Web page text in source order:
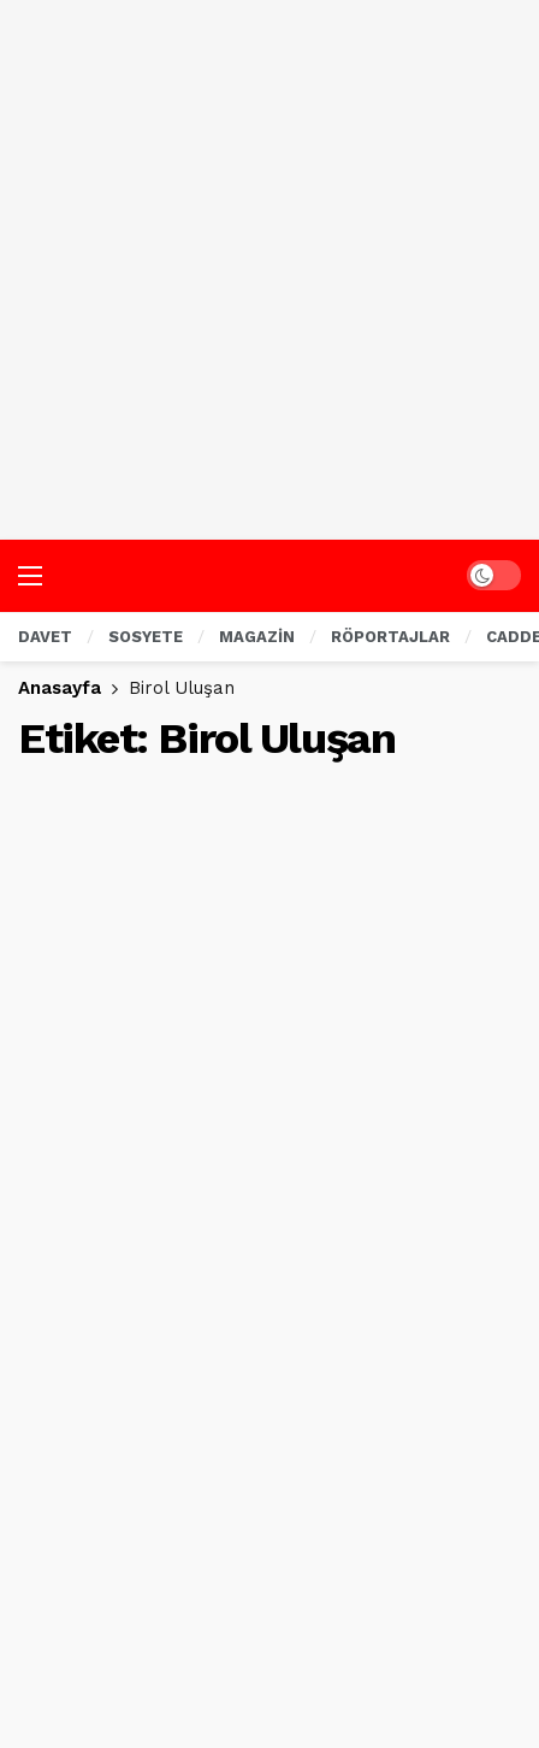
Dark
DAVET SOSYETE MAGAZİN RÖPORTAJLAR
Anasayfa Birol Uluşan
Etiket: Birol Uluşan